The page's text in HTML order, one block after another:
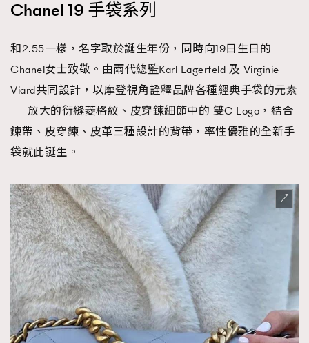
Chanel 19 手袋系列
和2.55一樣，名字取於誕生年份，同時向19日生日的
Chanel女士致敬。由兩代總監Karl Lagerfeld 及 Virginie
Viard共同設計，以摩登視角詮釋品牌各種經典手袋的元素
——放大的衍縫菱格紋、皮穿鍊細節中的 雙C Logo，結合
鍊帶、皮穿鍊、皮革三種設計的背帶，率性優雅的全新手
袋就此誕生。